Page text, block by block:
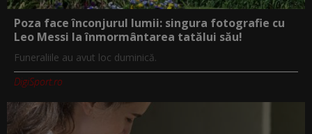
Poza face înconjurul lumii: singura fotografie cu
Leo Messi la înmormântarea tatălui său!
Funeraliile au avut loc duminică.
DigiSport.ro